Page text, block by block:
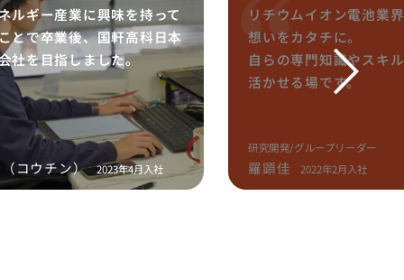
ルギー産業に興味を持って
とで卒業後、国軒高科日本
社を目指しました。
コウチン） 2023年4月入社
リチウムイオン電池業
想いをカタチに。
自らの専門知識やスキ
活かせる場です。
研究開発/グループリーダー
羅顕佳 2022年2月入社